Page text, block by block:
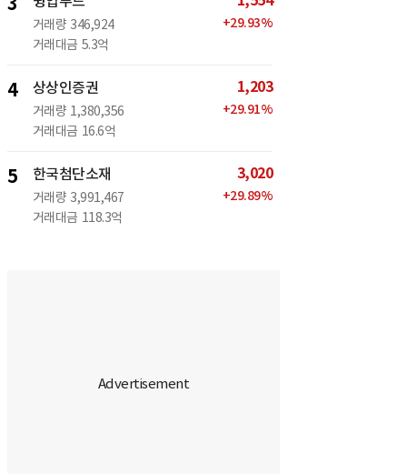
거래량 346,924
거래대금 5.3억
+29.93%
4 상상인증권
거래량 1,380,356
거래대금 16.6억
1,203
+29.91%
5 한국첨단소재
거래량 3,991,467
거래대금 118.3억
3,020
+29.89%